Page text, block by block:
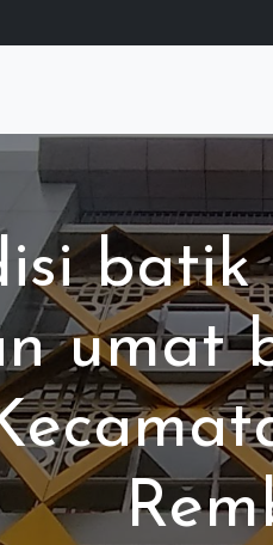
umat